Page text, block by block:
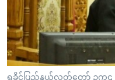
ညွန်း
စာမျက်နှာ
သို့
ကျော်
ကြည့်
သုတပဒေသာ အင်္ဂလိပ်စာ
Learning English
ဗွီအိုအေ လူမှုကွန်ယက်များ
ရခိုင်ပြည်နယ်လွှတ်တော် ဥက္ကဌ